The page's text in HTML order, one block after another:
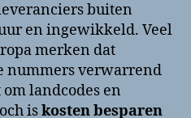
buiten
en ingewikkeld. Veel
merken dat
nummers verwarrend
landcodes en
iskosten besparen